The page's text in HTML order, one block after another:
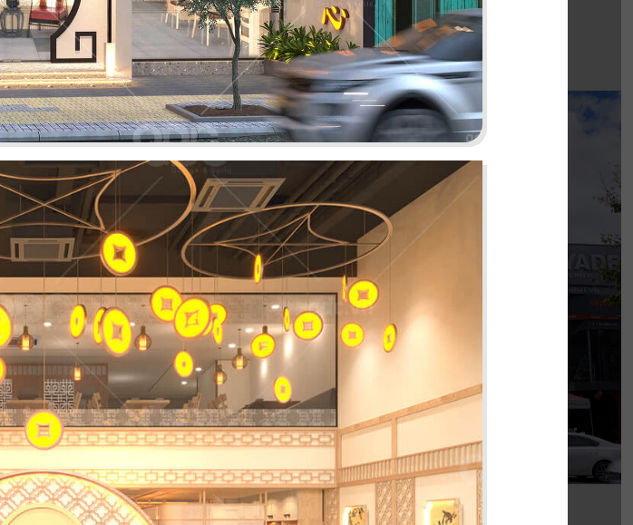
KOI THÉ
QDC rất hân hạnh khi được đồng hành cùng chủ đầu tư cho
dự án tổng thầu thi công chi nhánh KOI Thé đầu tiên tại Biên
Hòa, Đồng Nai.
Chi tiết